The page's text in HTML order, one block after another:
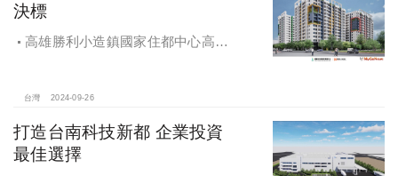
決標
高雄勝利小造鎮國家住都中心高雄
台灣 2024-09-26
打造台南科技新都 企業投資
最佳選擇